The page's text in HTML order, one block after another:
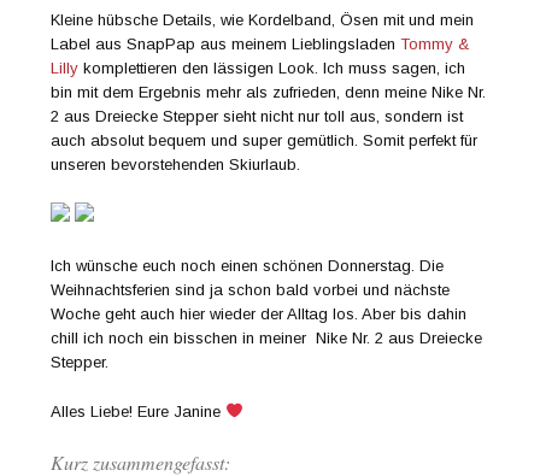
Kleine hübsche Details, wie Kordelband, Ösen mit und mein
Label aus SnapPap aus meinem LieblingsladenTommy &
Lilly komplettieren den lässigen Look. Ich muss sagen, ich
bin mit dem Ergebnis mehr als zufrieden, denn meine Nike Nr.
2 aus Dreiecke Stepper sieht nicht nur toll aus, sondern ist
auch absolut bequem und super gemütlich. Somit perfekt für
unseren bevorstehenden Skiurlaub.
Ich wünsche euch noch einen schönen Donnerstag. Die
Weihnachtsferien sind ja schon bald vorbei und nächste
Woche geht auch hier wieder der Alltag los. Aber bis dahin
chill ich noch ein bisschen in meiner Nike Nr. 2 aus Dreiecke
Stepper.
Alles Liebe! Eure Janine
Kurz zusammengefasst: